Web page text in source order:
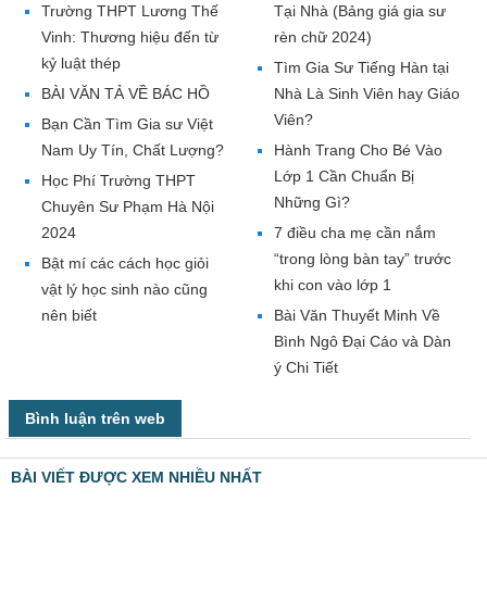
Trường THPT Lương Thế
Vinh: Thương hiệu đến từ
kỷ luật thép
BÀI VĂN TẢ VỀ BÁC HỒ
Bạn Cần Tìm Gia sư Việt
Nam Uy Tín, Chất Lượng?
Học Phí Trường THPT
Chuyên Sư Phạm Hà Nội
2024
Bật mí các cách học giỏi
vật lý học sinh nào cũng
nên biết
Tại Nhà (Bảng giá gia sư
rèn chữ 2024)
Tìm Gia Sư Tiếng Hàn tại
Nhà Là Sinh Viên hay Giáo
Viên?
Hành Trang Cho Bé Vào
Lớp 1 Cần Chuẩn Bị
Những Gì?
7 điều cha mẹ cần nắm
“trong lòng bàn tay” trước
khi con vào lớp 1
Bài Văn Thuyết Minh Về
Bình Ngô Đại Cáo và Dàn
ý Chi Tiết
Bình luận trên web
BÀI VIẾT ĐƯỢC XEM NHIỀU NHẤT